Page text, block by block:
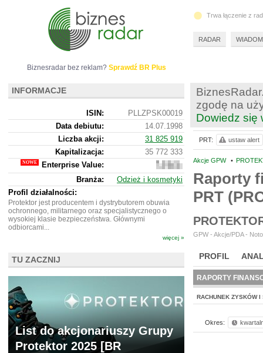
zgodę na
Dowiedz się
Akcje GPW •
Raporty
PRT
GPW - Akcje/PDA -
PROFIL
BR LAB
RAPORTY
RACHUNEK ZYSKÓW I
Okres:
PRT: ustaw alert
Biznesradar bez reklam? Sprawdź BR Plus
INFORMACJE
ISIN:
PLLZPSK00019
Data debiutu:
14.07.1998
Liczba akcji:
31 825 919
Kapitalizacja:
35 772 333
Enterprise Value:
55
847
333
Branża:
Odzież i kosmetyki
Profil działalności:
Protektor jest producentem i dystrybutorem obuwia
ochronnego, militarnego oraz specjalistycznego o
wysokiej klasie bezpieczeństwa. Głównymi
odbiorcami...
więcej »
TU ZACZNIJ
List do akcjonariuszy Grupy
Protektor 2025 [BR
Trwa łączenie z
RADAR